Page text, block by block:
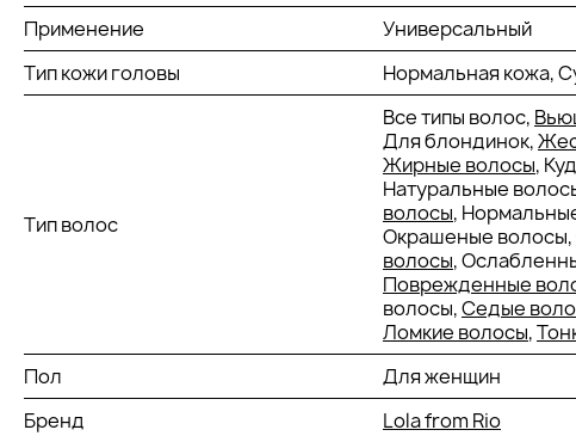
Применение
Универсальный
Тип кожи головы
Нормальная кожа,
Тип волос
Все типы волос,
Для блондинок,
Жирные волосы,
Натуральные
волосы,
Окрашеные волосы,
волосы,
Поврежденные
волосы,Седые
Ломкие волосы,
Пол
Для женщин
Бренд
Lola from Rio